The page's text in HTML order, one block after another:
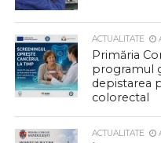
ACTUALITATE
Primăria
programul
depistarea
colorectal
ACTUALITATE